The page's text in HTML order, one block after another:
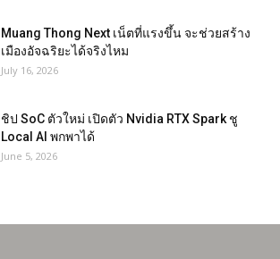
Muang Thong Next เน็ตที่แรงขึ้น จะช่วยสร้าง
เมืองอัจฉริยะได้จริงไหม
July 16, 2026
ชิป SoC ตัวใหม่ เปิดตัว Nvidia RTX Spark ชู
Local AI พกพาได้
June 5, 2026